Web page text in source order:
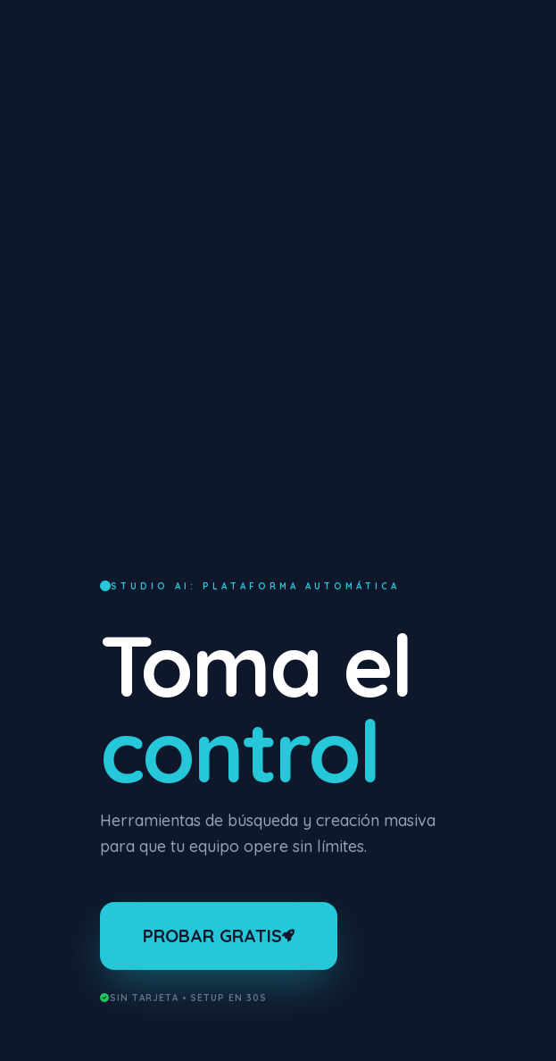
STUDIO AI: PLATAFORMA AUTOMÁTICA
Toma el
control
Herramientas de búsqueda y creación masiva
para que tu equipo opere sin límites.
PROBAR GRATIS
SIN TARJETA • SETUP EN 30S